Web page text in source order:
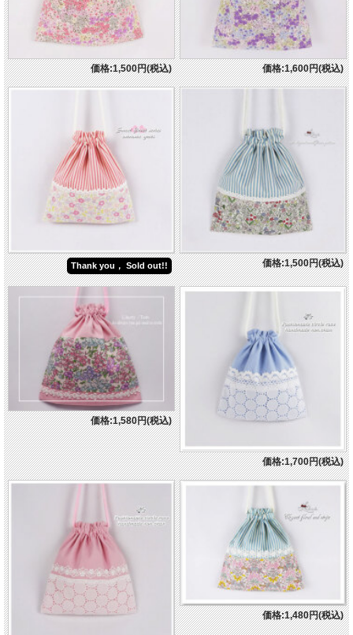
価格:1,500円(税込) 価格:1,600円(税込)
Thank you， Sold out!! 価格:1,500円(税込)
価格:1,580円(税込)
価格:1,700円(税込)
価格:1,480円(税込)